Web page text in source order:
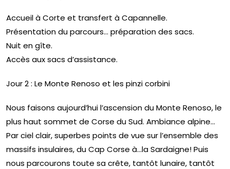
Accueil à Corte et transfert à Capannelle.
Présentation du parcours… préparation des sacs.
Nuit en gîte.
Accès aux sacs d’assistance.
Jour 2 : Le Monte Renoso et les pinzi corbini
Nous faisons aujourd’hui l’ascension du Monte Renoso, le
plus haut sommet de Corse du Sud. Ambiance alpine…
Par ciel clair, superbes points de vue sur l’ensemble des
massifs insulaires, du Cap Corse à…la Sardaigne! Puis
nous parcourons toute sa crête, tantôt lunaire, tantôt